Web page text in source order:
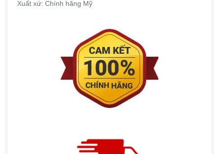
Xuất xứ: Chính hãng Mỹ